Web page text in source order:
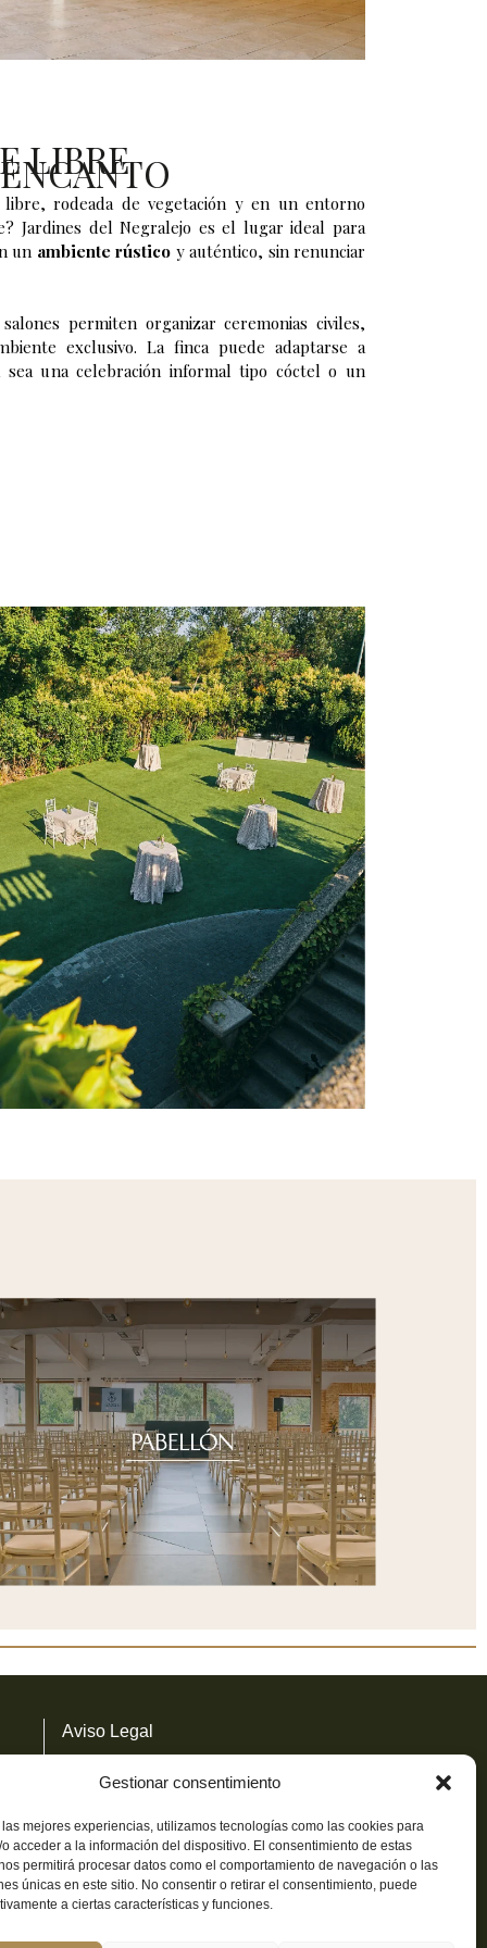
Gestionar consentimiento
mejores experiencias, utilizamos tecnologías como las cookies para
acceder a la información del dispositivo. El consentimiento de estas
permitirá procesar datos como el comportamiento de navegación o las
únicas en este sitio. No consentir o retirar el consentimiento, puede
a ciertas características y funciones.
LIBRE
libre, rodeada de vegetación y en un entorno
Jardines del Negralejo es el lugar ideal para
un ambiente rústico y auténtico, sin renunciar
permiten organizar ceremonias civiles,
exclusivo. La finca puede adaptarse a
una celebración informal tipo cóctel o un
Aviso Legal
Política de cookies
Ctra. de Mejorada, Km. 3
28522 Rivas-Vaciamadrid
Eventos |
+34 916 69 11 25